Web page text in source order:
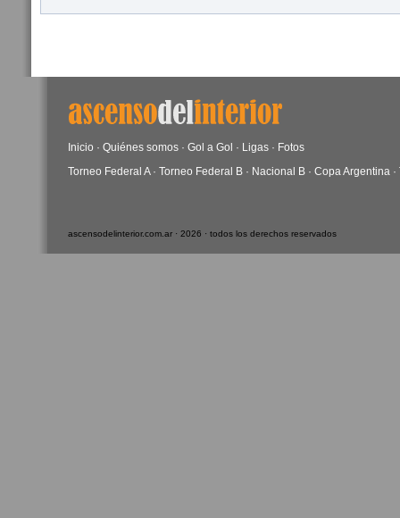
Inicio · Quiénes somos · Gol a Gol · Ligas · Fotos
Torneo Federal A· Torneo Federal B · Nacional B · Copa Argentina ·
ascensodelinterior.com.ar · 2026 · todos los derechos reservados